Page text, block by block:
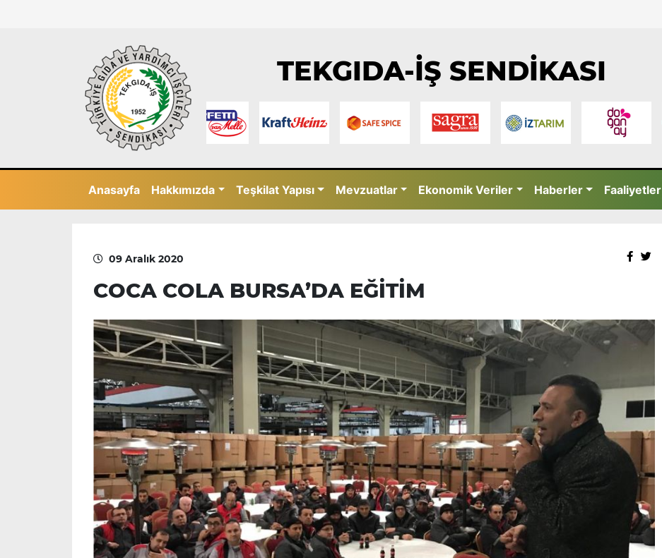
TEKGIDA-İŞ SENDİKASI
Anasayfa Hakkımızda Teşkilat Yapısı Mevzuatlar Ekonomik Veriler Haberler Faaliyetler
09 Aralık 2020
COCA COLA BURSA’DA EĞİTİM